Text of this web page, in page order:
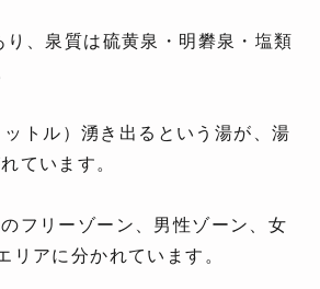
、泉質は硫黄泉・明礬泉・塩類
トル）湧き出るという湯が、湯
ています。
フリーゾーン、男性ゾーン、女
リアに分かれています。